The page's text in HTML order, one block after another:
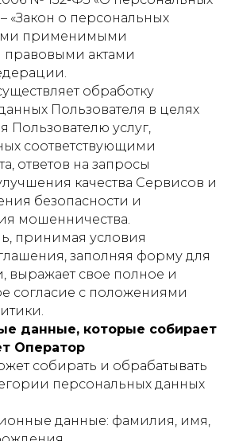
«Закон о персональных
применимыми
актами
обработку
Пользователя в целях
Пользователю услуг,
соответствующими
ответов на запросы
качества Сервисов и
безопасности и
мошенничества.
принимая условия
заполняя форму для
выражает свое полное и
согласие с положениями
данные, которые собирает
Оператор
собирать и обрабатывать
персональных данных
данные: фамилия, имя,